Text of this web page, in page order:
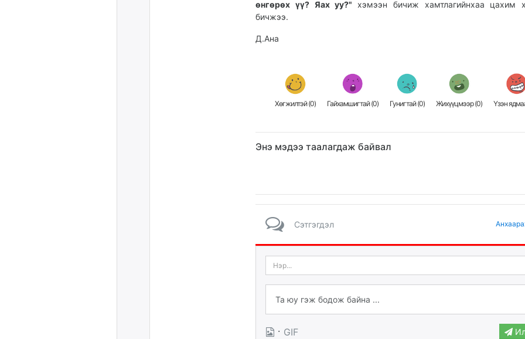
өнгөрөх үү? Яах уу?"хэмээн бичиж хамтлагийнхаа цахим
бичжээ.
Д.Ана
Хөгжилтэй (0) Гайхамшигтай (0) Гунигтай (0) Жихүүцмээр (0) Үзэн
Энэ мэдээ таалагдаж байвал
Сэтгэгдэл
· GIF